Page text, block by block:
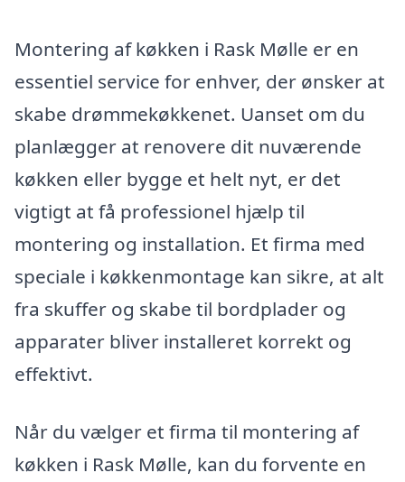
Montering af køkken i Rask Mølle er en
essentiel service for enhver, der ønsker at
skabe drømmekøkkenet. Uanset om du
planlægger at renovere dit nuværende
køkken eller bygge et helt nyt, er det
vigtigt at få professionel hjælp til
montering og installation. Et firma med
speciale i køkkenmontage kan sikre, at alt
fra skuffer og skabe til bordplader og
apparater bliver installeret korrekt og
effektivt.
Når du vælger et firma til montering af
køkken i Rask Mølle, kan du forvente en